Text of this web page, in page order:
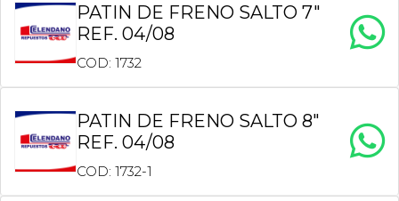
PATIN DE FRENO SALTO 7″
REF. 04/08
COD: 1732
PATIN DE FRENO SALTO 8″
REF. 04/08
COD: 1732-1